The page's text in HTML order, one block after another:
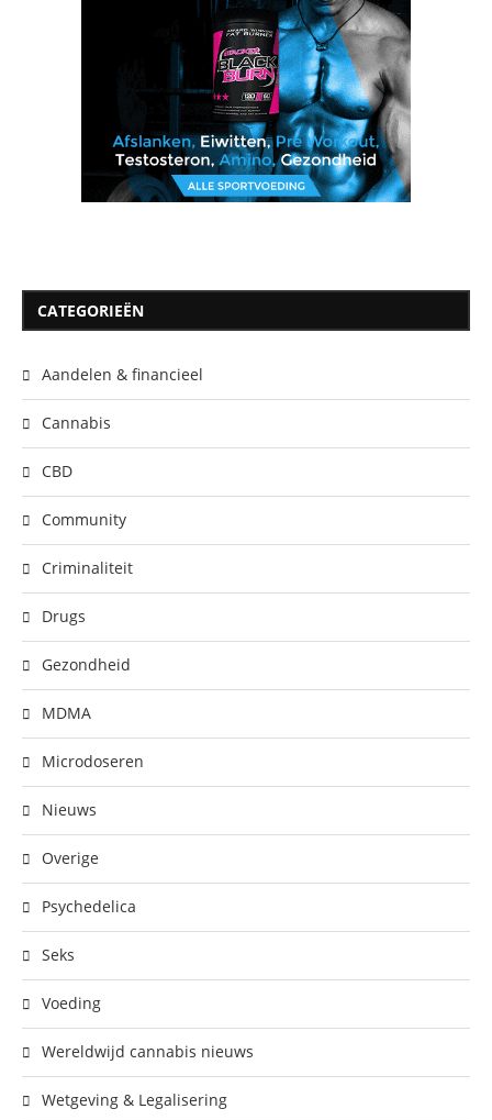
CATEGORIEËN
Aandelen & financieel
Cannabis
CBD
Community
Criminaliteit
Drugs
Gezondheid
MDMA
Microdoseren
Nieuws
Overige
Psychedelica
Seks
Voeding
Wereldwijd cannabis nieuws
Wetgeving & Legalisering